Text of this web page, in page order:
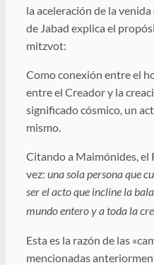
la aceleración de la
de Jabad explica el
mitzvot:
Como conexión entre el
entre el Creador y la
significado cósmico, un
mismo.
Citando a Maimónides, el
vez: una sola persona que
ser el acto que incline la
mundo entero y a toda la
Esta es la razón de las
mencionadas